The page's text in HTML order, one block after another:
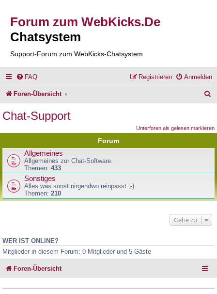
Forum zum WebKicks.De
Chatsystem
Support-Forum zum WebKicks-Chatsystem
FAQ Anmelden
Registrieren
Foren-Übersicht
e
Chat-Support
Unterforen als gelesen markieren
Forum
Allgemeines
Allgemeines zur Chat-Software.
Themen: 433
Sonstiges
Alles was sonst nirgendwo reinpasst ;-)
Themen: 210
Gehe zu
WER IST ONLINE?
Mitglieder in diesem Forum: 0 Mitglieder und 5 Gäste
Foren-Übersicht